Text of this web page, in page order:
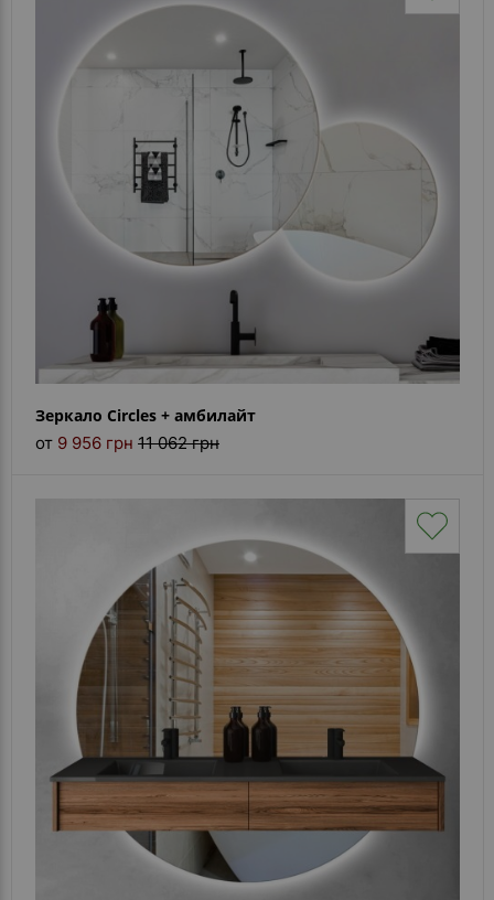
Зеркало Circles + амбилайт
от 9 956 грн 11 062 грн